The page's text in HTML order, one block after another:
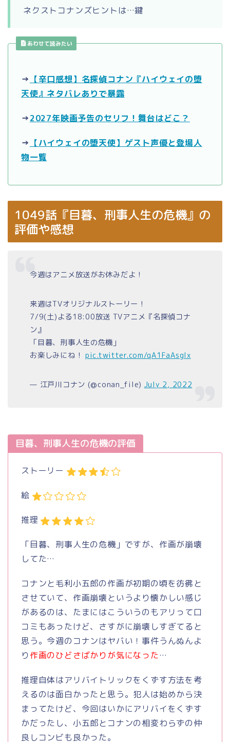
ネクストコナンズヒントは…鍵
あわせて読みたい
→ 【辛口感想】名探偵コナン『ハイウェイの堕
天使』ネタバレありで暴露
→2027年映画予告のセリフ！舞台はどこ？
→ 【ハイウェイの堕天使】ゲスト声優と登場人
物一覧
1049話『目暮、刑事人生の危機』の
評価や感想
今週はアニメ放送がお休みだよ！
来週はTVオリジナルストーリー！
7/9(土)よる18:00放送 TVアニメ『名探偵コナ
ン』
「目暮、刑事人生の危機」
お楽しみにね！ pic.twitter.com/qA1FaAsgIx
— 江戸川コナン (@conan_file) July 2, 2022
目暮、刑事人生の危機の評価
ストーリー
絵
推理
「目暮、刑事人生の危機」ですが、作画が崩壊
してた…
コナンと毛利小五郎の作画が初期の頃を彷彿と
させていて、作画崩壊というより懐かしい感じ
があるのは、たまにはこういうのもアリって口
コミもあったけど、さすがに崩壊しすぎてると
思う。今週のコナンはヤバい！事件うんぬんよ
り作画のひどさばかりが気になった…
推理自体はアリバイトリックをくずす方法を考
えるのは面白かったと思う。犯人は始めから決
まってたけど、今回はいかにアリバイをくずす
かだったし、小五郎とコナンの相変わらずの仲
良しコンビも良かった。